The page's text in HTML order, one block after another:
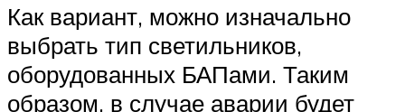
Как вариант, можно изначально
выбрать тип светильников,
оборудованных БАПами. Таким
образом, в случае аварии будет